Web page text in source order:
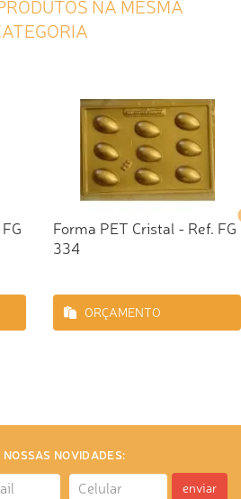
NA MESMA
Forma PET Cristal - Ref. FG
334
ORÇAMENTO
NOSSAS NOVIDADES:
enviar